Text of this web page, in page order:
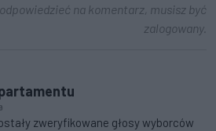
na komentarz, musisz być
zalogowany.
zweryfikowane głosy wyborców